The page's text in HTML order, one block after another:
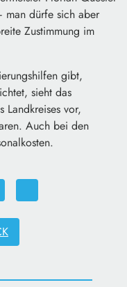
man dürfe sich aber
Zustimmung im
gibt,
sieht das
Landkreises vor,
Auch bei den